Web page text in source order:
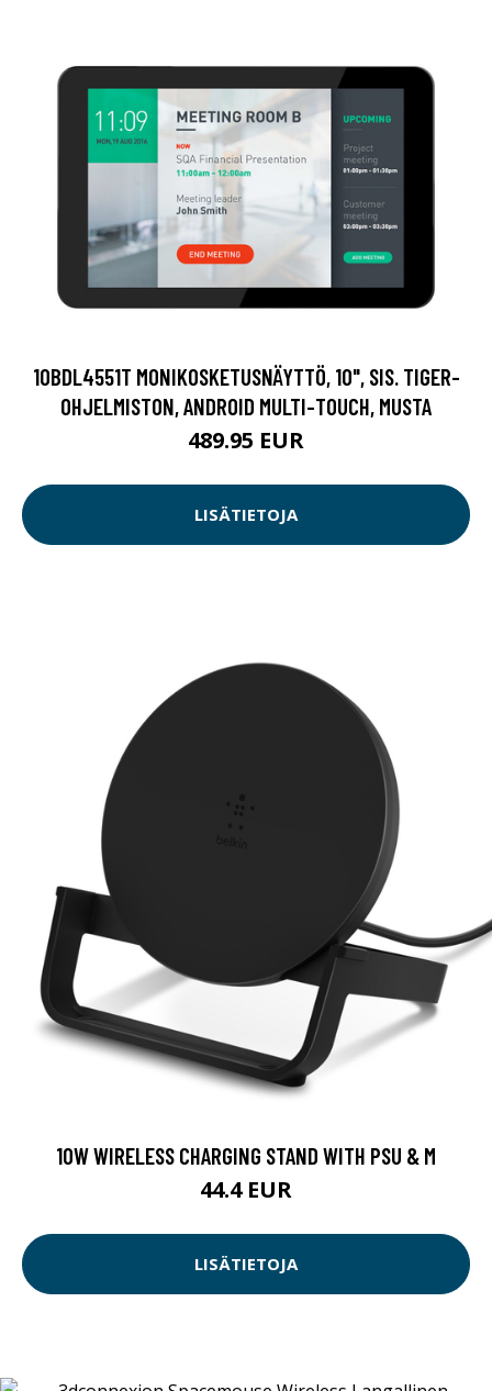
10BDL4551T MONIKOSKETUSNÄYTTÖ, 10", SIS. TIGER-
OHJELMISTON, ANDROID MULTI-TOUCH, MUSTA
489.95 EUR
LISÄTIETOJA
10W WIRELESS CHARGING STAND WITH PSU & M
44.4 EUR
LISÄTIETOJA